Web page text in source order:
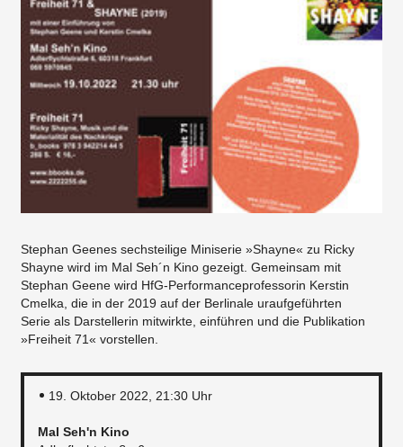
Stephan Geenes sechsteilige Miniserie »Shayne« zu Ricky
Shayne wird im Mal Seh´n Kino gezeigt. Gemeinsam mit
Stephan Geene wird HfG-Performanceprofessorin Kerstin
Cmelka, die in der 2019 auf der Berlinale uraufgeführten
Serie als Darstellerin mitwirkte, einführen und die Publikation
»Freiheit 71« vorstellen.
19. Oktober 2022, 21:30 Uhr
Mal Seh'n Kino